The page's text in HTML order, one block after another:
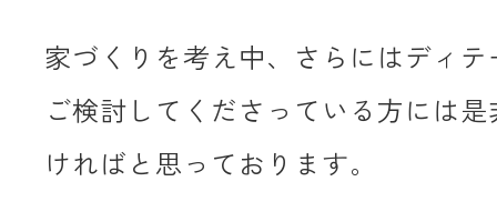
家づくりを考え中、さらにはディ
ご検討してくださっている方には
ければと思っております。